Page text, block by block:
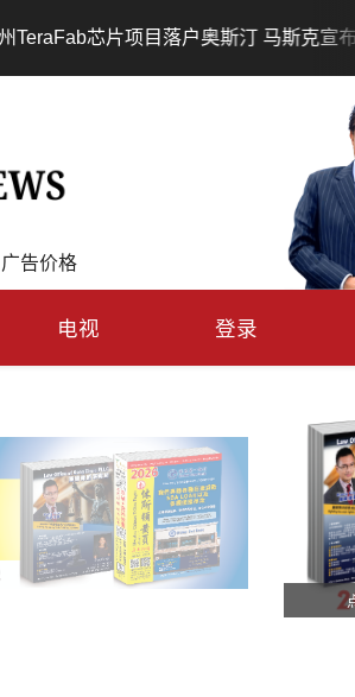
落户奥斯汀 马斯克宣布投资200亿美元
广告价格
电视 登录